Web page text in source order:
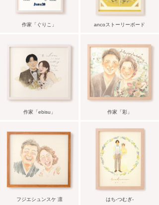
作家「ぐりこ」 ancoストーリーボード
作家「ebisu」 作家「彩」
フジエシュンスケ 凛 はち-つむぎ-